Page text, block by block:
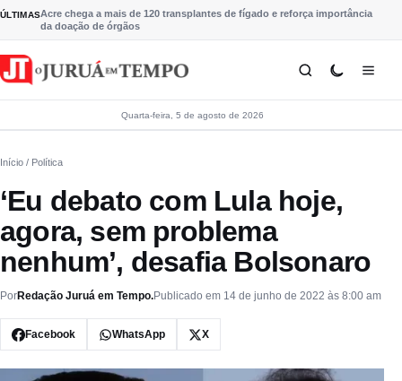
Pular para o conteúdo
ÚLTIMASAcre chega a mais de 120 transplantes de fígado e reforça importância
da doação de órgãos
Quarta-feira, 5 de agosto de 2026
Início / Política
‘Eu debato com Lula hoje,
agora, sem problema
nenhum’, desafia Bolsonaro
PorRedação Juruá em Tempo.Publicado em 14 de junho de 2022 às 8:00 am
Facebook WhatsApp X